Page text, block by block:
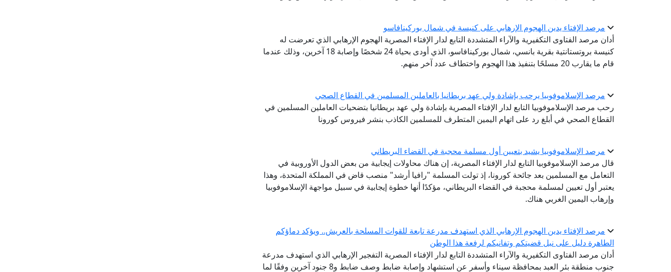
مرصد الإفتاء يدين الهجوم الإرهابي على كنيسة في شمال بوركينافاسو
أدان مرصد الفتاوى التكفيرية والآراء المتشددة التابع لدار الإفتاء المصرية الهجوم الإرهابي الذي تعرضت له
كنيسة بروتستانتية بقرية بانسي، شمال بوركينافاسو، الذي أودى بحياة 24 شخصًا وإصابة 18 آخرين، وذلك عندما
قام ما يقارب 20 مسلحًا بتنفيذ هذا الهجوم واختطاف عدد آخر منهم.
مرصد الإسلاموفوبيا يرحب بإشادة ولي عهد بريطانيا بالعاملين المسلمين في القطاع الصحي
رحب مرصد الإسلاموفوبيا التابع لدار الإفتاء المصرية بإشادة ولي عهد بريطانيا بتضحيات العاملين المسلمين في
القطاع الصحي في أبلغ رد على اتهام اليمين المتطرف للمسلمين الكاذب بنشر فيروس كورونا
مرصد الإسلاموفوبيا يشيد بتعيين أول مسلمة محجبة في القضاء البريطاني
قال مرصد الإسلاموفوبيا التابع لدار الإفتاء المصرية، إن هناك محاولات إيجابية من بعض الدول الأوروبية في
التعامل مع المسلمين بعد جائحة كورونا، إذ تولت المسلمة "رافيا أرشد" منصب قاض في المملكة المتحدة، وهذا
يعتبر أول تعيين لمسلمة محجبة في القضاء البريطاني، مؤكدًا أنها خطوة إيجابية في سبيل مواجهة الإسلاموفوبيا
وإرهاب اليمين الغربي هناك.
مرصد الإفتاء يدين الهجوم الإرهابي الذي استهدف مدرعة تابعة للقوات المسلحة بالعريش.. ويؤكد دماؤكم
الطاهرة دليل على نبل قضيتكم وتفانيكم لرفعة هذا الوطن
أدان مرصد الفتاوى التكفيرية والآراء المتشددة التابع لدار الإفتاء المصرية التفجير الإرهابي الذي استهدف مدرعة
جنوب منطقة بئر العبد بمحافظة سيناء وأسفر عن استشهاد وإصابة ضابط وصف ضابط و8 جنود آخرين وفقًا لما